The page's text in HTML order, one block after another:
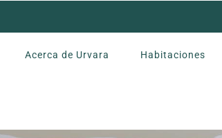
Acerca de Urvara Habitaciones